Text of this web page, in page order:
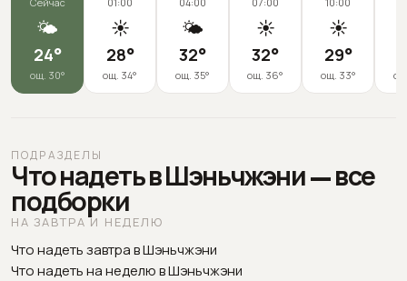
🌤️
24°
ощ. 30°
☀️
28°
ощ. 34°
🌤️
32°
ощ. 35°
☀️
32°
ощ. 36°
☀️
29°
ощ. 33°
ПОДРАЗДЕЛЫ
Что надеть в Шэньчжэни — все
подборки
НА ЗАВТРА И НЕДЕЛЮ
Что надеть завтра в Шэньчжэни
Что надеть на неделю в Шэньчжэни